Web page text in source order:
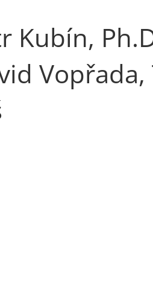
Kubín,
Vopřada,